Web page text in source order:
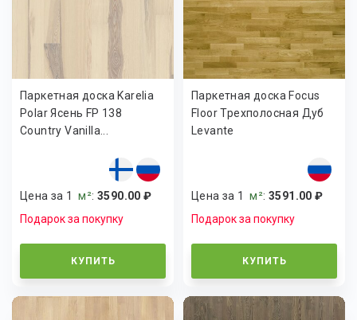
Паркетная доска Karelia
Polar Ясень FP 138
Country Vanilla...
Цена за 1м²:3590.00 ₽
Подарок за покупку
КУПИТЬ
Паркетная доска Focus
Floor Трехполосная Дуб
Levante
Цена за 1м²:3591.00 ₽
Подарок за покупку
КУПИТЬ